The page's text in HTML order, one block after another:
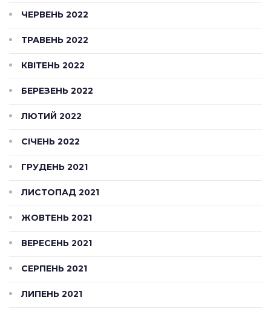
ЧЕРВЕНЬ 2022
ТРАВЕНЬ 2022
КВІТЕНЬ 2022
БЕРЕЗЕНЬ 2022
ЛЮТИЙ 2022
СІЧЕНЬ 2022
ГРУДЕНЬ 2021
ЛИСТОПАД 2021
ЖОВТЕНЬ 2021
ВЕРЕСЕНЬ 2021
СЕРПЕНЬ 2021
ЛИПЕНЬ 2021